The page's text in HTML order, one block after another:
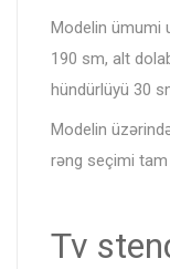
Modelin ümumi
190 sm, alt
hündürlüyü 30
Modelin
rəng seçimi
Tv